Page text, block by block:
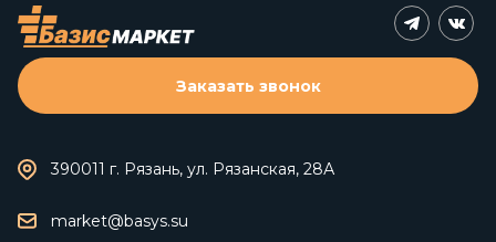
390011 г. Рязань, ул. Рязанская, 28А
market@basys.su
Заказать звонок